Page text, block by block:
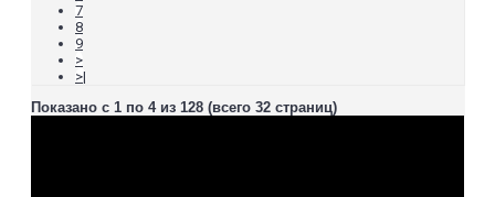
7
8
9
>
>|
Показано с 1 по 4 из 128 (всего 32 страниц)